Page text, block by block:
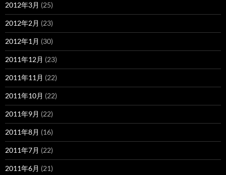
2012年3月 (25)
2012年2月 (23)
2012年1月 (30)
2011年12月 (23)
2011年11月 (22)
2011年10月 (22)
2011年9月 (22)
2011年8月 (16)
2011年7月 (22)
2011年6月 (21)